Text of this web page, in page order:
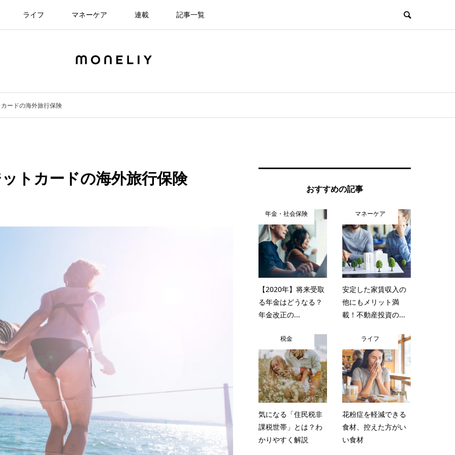
ライフ マネーケア 連載 記事一覧
ードの海外旅行保険
トカードの海外旅行保険
おすすめの記事
年金・社会保険
【2020年】将来受取
る年金はどうなる？
年金改正の...
マネーケア
安定した家賃収入の
他にもメリット満
載！不動産投資の...
税金
気になる「住民税非
課税世帯」とは？わ
かりやすく解説
ライフ
花粉症を軽減できる
食材、控えた方がい
い食材